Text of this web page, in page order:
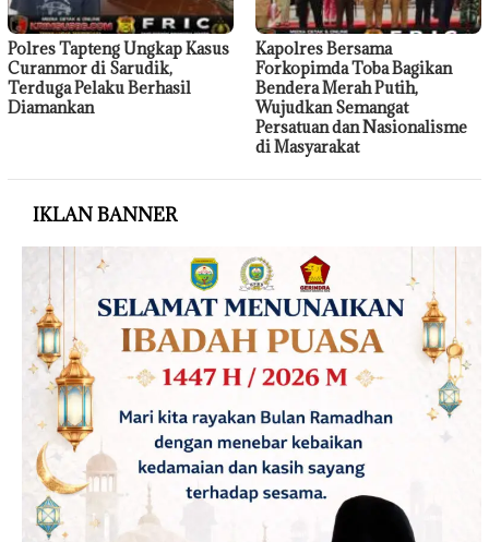
Polres Tapteng Ungkap Kasus
Curanmor di Sarudik,
Terduga Pelaku Berhasil
Diamankan
Kapolres Bersama
Forkopimda Toba Bagikan
Bendera Merah Putih,
Wujudkan Semangat
Persatuan dan Nasionalisme
di Masyarakat
IKLAN BANNER